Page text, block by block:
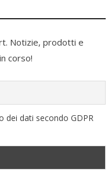
Notizie, prodotti e
corso!
dati secondo GDPR